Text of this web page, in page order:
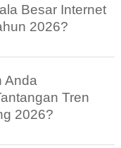
Besar Internet
2026?
Anda
Tren
2026?